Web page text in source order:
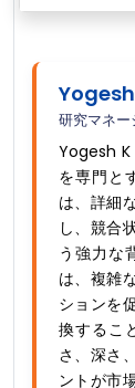
研究マネー
Yogesh K
を専門と
は、詳細
し、競合
う強力な
は、複雑
ションを
換するこ
さ、深さ
ントが市